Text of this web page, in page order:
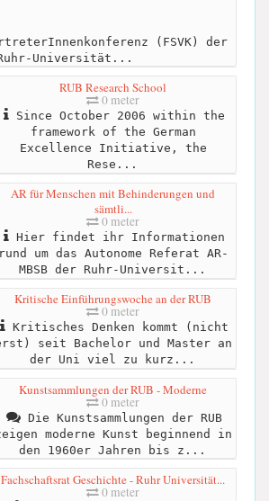
(FSVK) der
Universität...
RUB Research School
0 meter
Since October 2006 within the
framework of the German
Excellence Initiative, the
Rese...
AR für Menschen mit Behinderungen und
sämtli...
0 meter
Hier findet ihr Informationen
rund um das Autonome Referat AR-
MBSB der Ruhr-Universit...
Kritische Einführungswoche an der RUB
0 meter
Kritisches Denken kommt (nicht
seit Bachelor und Master an
der Uni viel zu kurz...
Kunstsammlungen der RUB - Moderne
0 meter
Die Kunstsammlungen der RUB
moderne Kunst beginnend in
den 1960er Jahren bis z...
Fachschaftsrat Geschichte - Ruhr Universität...
0 meter